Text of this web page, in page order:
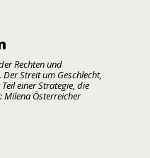
Rechten und
Streit um Geschlecht,
einer Strategie, die
Milena Österreicher